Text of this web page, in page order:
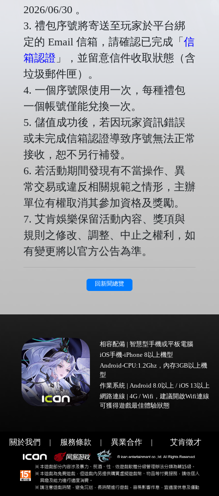
2026/06/30 。
3. 禮包序號將寄送至玩家於平台綁
定的 Email 信箱，請確認已完成「 信
箱認證 」，並留意信件收取狀態（含
垃圾郵件匣）。
4. 一個序號限使用一次，每種禮包
一個帳號僅能兌換一次。
5. 儲值成功後，若因玩家資訊錯誤
或未完成信箱認證導致序號無法正常
接收，恕不另行補發。
6. 若活動期間發現有不當操作、異
常交易或違反相關規範之情形，主辦
單位有權取消其參加資格及獎勵。
7. 艾肯娛樂保留活動內容、獎項與
規則之修改、調整、中止之權利，如
有變更將以官方公告為準。
回新聞總覽
相容配備 | 智慧型手機或平板電腦
iOS手機-iPhone 8以上機型
Android-CPU:1.2Ghz，內存3GB以上機
型
作業系統 | Android 8.0以上 / iOS 13以上
網路連線 | 4G / Wifi，建議開啟Wifi連線
可獲得遊戲最佳體驗狀態
關於我們 | 服務條款 | 異業合作 | 艾肯徵才